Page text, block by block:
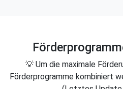
💡 Um die maximale
Förderprogramme kombiniert